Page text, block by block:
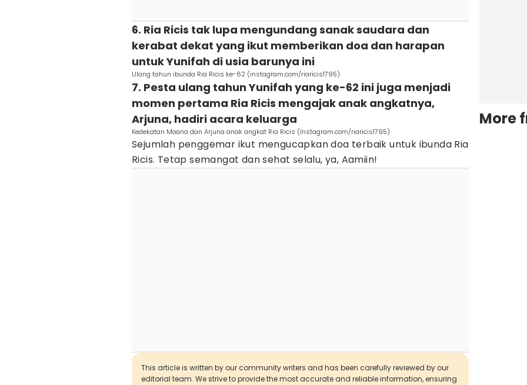
6. Ria Ricis tak lupa mengundang sanak saudara dan
kerabat dekat yang ikut memberikan doa dan harapan
untuk Yunifah di usia barunya ini
Ulang tahun ibunda Ria Ricis ke-62 (instagram.com/riaricis1795)
7. Pesta ulang tahun Yunifah yang ke-62 ini juga menjadi
momen pertama Ria Ricis mengajak anak angkatnya,
Arjuna, hadiri acara keluarga
Kedekatan Moana dan Arjuna anak angkat Ria Ricis (Instagram.com/riaricis1795)
Sejumlah penggemar ikut mengucapkan doa terbaik untuk ibunda Ria
Ricis. Tetap semangat dan sehat selalu, ya, Aamiin!
This article is written by our community writers and has been carefully reviewed by our
editorial team. We strive to provide the most accurate and reliable information, ensuring
More